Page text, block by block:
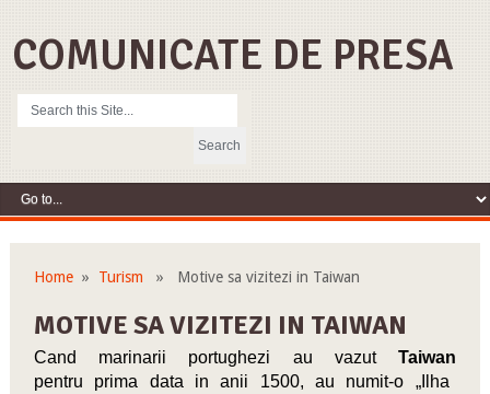
COMUNICATE DE PRESA
Home» Turism » Motive sa vizitezi in Taiwan
MOTIVE SA VIZITEZI IN TAIWAN
Cand marinarii portughezi au vazutTaiwan
pentru prima data in anii 1500, au numit-o „Ilha